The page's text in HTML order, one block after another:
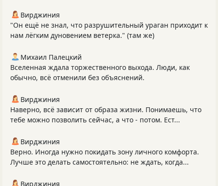
Вирджиния
"Он ещё не знал, что разрушительный ураган приходит к
нам лёгким дуновением ветерка." (там же)
Михаил Палецкий
Вселенная ждала торжественного выхода. Люди, как
обычно, всё отменили без объяснений.
Вирджиния
Наверно, всё зависит от образа жизни. Понимаешь, что
тебе можно позволить сейчас, а что - потом. Ест...
Вирджиния
Верно. Иногда нужно покидать зону личного комфорта.
Лучше это делать самостоятельно: не ждать, когда...
Вирджиния